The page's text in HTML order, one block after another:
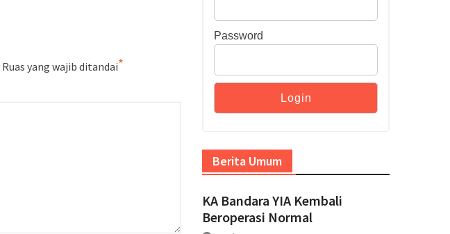
Ruas yang wajib ditandai*
Password
Berita Umum
KA Bandara YIA Kembali
Beroperasi Normal